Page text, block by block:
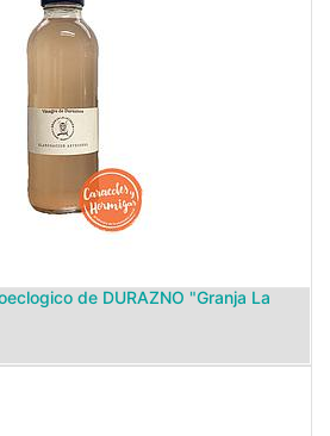
de DURAZNO "Granja La